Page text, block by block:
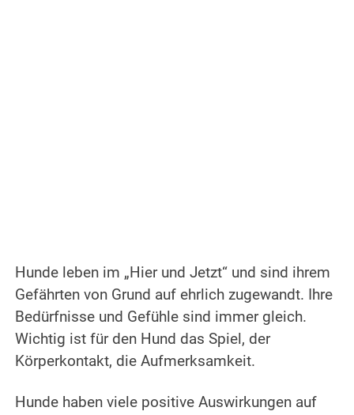
Hunde leben im „Hier und Jetzt“ und sind ihrem
Gefährten von Grund auf ehrlich zugewandt. Ihre
Bedürfnisse und Gefühle sind immer gleich.
Wichtig ist für den Hund das Spiel, der
Körperkontakt, die Aufmerksamkeit.
Hunde haben viele positive Auswirkungen auf